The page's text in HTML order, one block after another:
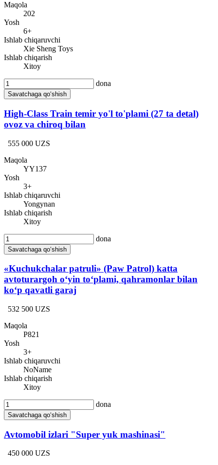
Maqola
202
Yosh
6+
Ishlab chiqaruvchi
Xie Sheng Toys
Ishlab chiqarish
Xitoy
dona
Savatchaga qo‘shish
High-Class Train temir yo'l to'plami (27 ta detal)
ovoz va chiroq bilan
555 000 UZS
Maqola
YY137
Yosh
3+
Ishlab chiqaruvchi
Yongynan
Ishlab chiqarish
Xitoy
dona
Savatchaga qo‘shish
«Kuchukchalar patruli» (Paw Patrol) katta
avtoturargoh o‘yin to‘plami, qahramonlar bilan
ko‘p qavatli garaj
532 500 UZS
Maqola
P821
Yosh
3+
Ishlab chiqaruvchi
NoName
Ishlab chiqarish
Xitoy
dona
Savatchaga qo‘shish
Avtomobil izlari "Super yuk mashinasi"
450 000 UZS